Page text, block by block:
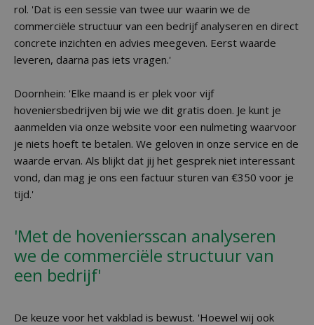
rol. 'Dat is een sessie van twee uur waarin we de
commerciële structuur van een bedrijf analyseren en direct
concrete inzichten en advies meegeven. Eerst waarde
leveren, daarna pas iets vragen.'
Doornhein: 'Elke maand is er plek voor vijf
hoveniersbedrijven bij wie we dit gratis doen. Je kunt je
aanmelden via onze website voor een nulmeting waarvoor
je niets hoeft te betalen. We geloven in onze service en de
waarde ervan. Als blijkt dat jij het gesprek niet interessant
vond, dan mag je ons een factuur sturen van €350 voor je
tijd.'
'Met de hoveniersscan analyseren
we de commerciële structuur van
een bedrijf'
De keuze voor het vakblad is bewust. 'Hoewel wij ook